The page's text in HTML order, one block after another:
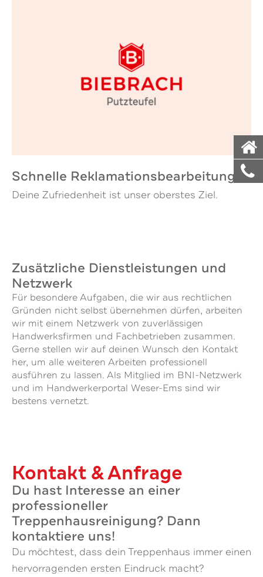
Schnelle Reklamationsbearbeitung
Deine Zufriedenheit ist unser oberstes Ziel.
Zusätzliche Dienstleistungen und
Netzwerk
Für besondere Aufgaben, die wir aus rechtlichen
Gründen nicht selbst übernehmen dürfen, arbeiten
wir mit einem Netzwerk von zuverlässigen
Handwerksfirmen und Fachbetrieben zusammen.
Gerne stellen wir auf deinen Wunsch den Kontakt
her, um alle weiteren Arbeiten professionell
ausführen zu lassen. Als Mitglied im BNI-Netzwerk
und im Handwerkerportal Weser-Ems sind wir
bestens vernetzt.
Kontakt & Anfrage
Du hast Interesse an einer
professioneller
Treppenhausreinigung? Dann
kontaktiere uns!
Du möchtest, dass dein Treppenhaus immer einen
hervorragenden ersten Eindruck macht?